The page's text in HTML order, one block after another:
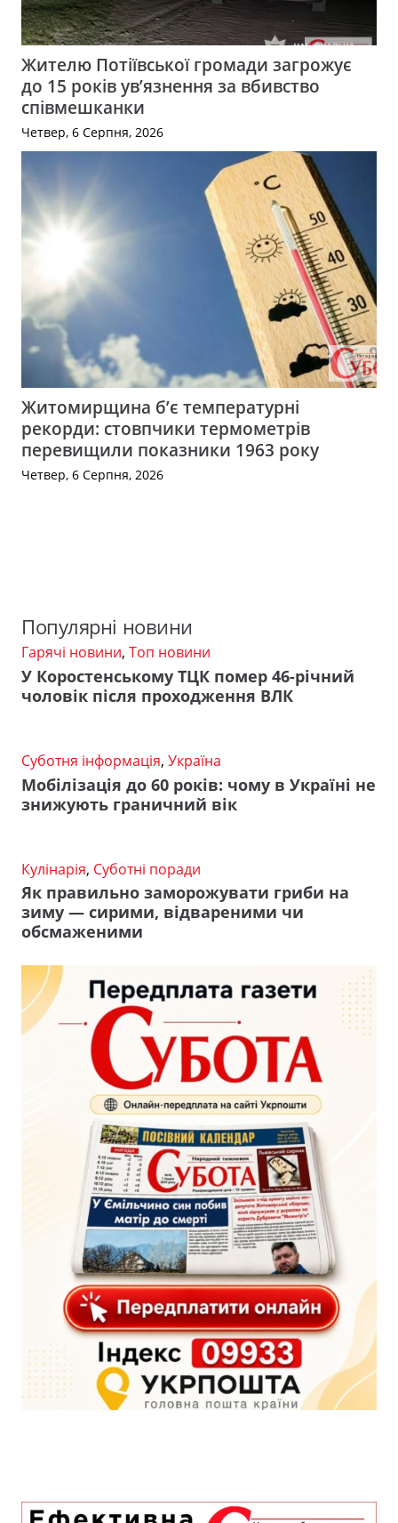
Жителю Потіївської громади загрожує
до 15 років ув’язнення за вбивство
співмешканки
Четвер, 6 Серпня, 2026
Житомирщина б’є температурні
рекорди: стовпчики термометрів
перевищили показники 1963 року
Четвер, 6 Серпня, 2026
Популярні новини
Гарячі новини, Топ новини
У Коростенському ТЦК помер 46-річний
чоловік після проходження ВЛК
Суботня інформація, Україна
Мобілізація до 60 років: чому в Україні не
знижують граничний вік
Кулінарія, Суботні поради
Як правильно заморожувати гриби на
зиму — сирими, відвареними чи
обсмаженими